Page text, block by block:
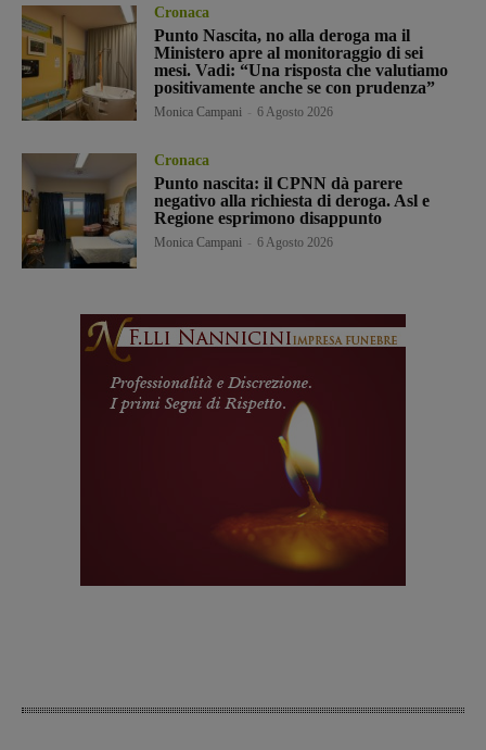
Cronaca
Punto Nascita, no alla deroga ma il
Ministero apre al monitoraggio di sei
mesi. Vadi: “Una risposta che valutiamo
positivamente anche se con prudenza”
Monica Campani 6 Agosto 2026
Cronaca
Punto nascita: il CPNN dà parere
negativo alla richiesta di deroga. Asl e
Regione esprimono disappunto
Monica Campani 6 Agosto 2026